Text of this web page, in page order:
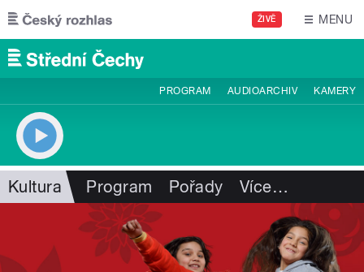
Přejít k hlavnímu obsahu
ŽIVĚ MENU
PROGRAM AUDIOARCHIV KAMERY
Kultura Program Pořady Více…